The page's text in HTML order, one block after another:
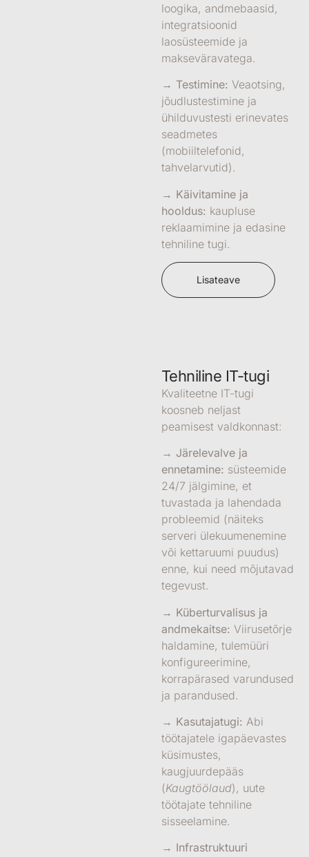
loogika, andmebaasid,
integratsioonid
laosüsteemide ja
makseväravatega.
→ Testimine: Veaotsing,
jõudlustestimine ja
ühilduvustesti erinevates
seadmetes
(mobiiltelefonid,
tahvelarvutid).
→ Käivitamine ja
hooldus: kaupluse
reklaamimine ja edasine
tehniline tugi.
Lisateave
Tehniline IT-tugi
Kvaliteetne IT-tugi
koosneb neljast
peamisest valdkonnast:
→ Järelevalve ja
ennetamine: süsteemide
24/7 jälgimine, et
tuvastada ja lahendada
probleemid (näiteks
serveri ülekuumenemine
või kettaruumi puudus)
enne, kui need mõjutavad
tegevust.
→ Küberturvalisus ja
andmekaitse: Viirusetõrje
haldamine, tulemüüri
konfigureerimine,
korrapärased varundused
ja parandused.
→ Kasutajatugi: Abi
töötajatele igapäevastes
küsimustes,
kaugjuurdepääs
(Kaugtöölaud), uute
töötajate tehniline
sisseelamine.
→ Infrastruktuuri